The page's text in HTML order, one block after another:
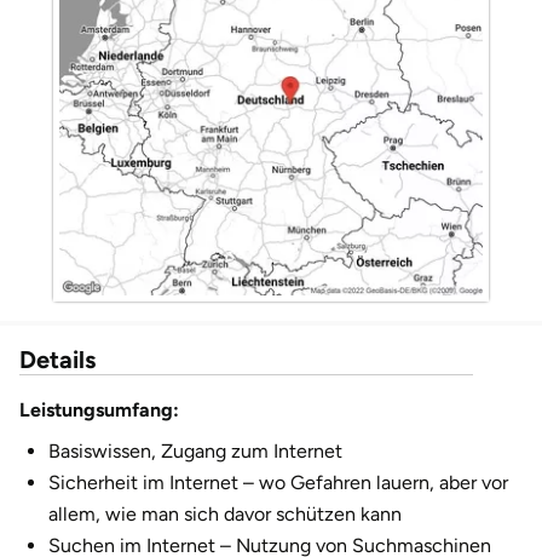
Details
Leistungsumfang:
Basiswissen, Zugang zum Internet
Sicherheit im Internet – wo Gefahren lauern, aber vor
allem, wie man sich davor schützen kann
Suchen im Internet – Nutzung von Suchmaschinen
Dietzenbach
Dingolfing
Dorsten
Dresden
Duisburg
Düsseldorf
Erlangen